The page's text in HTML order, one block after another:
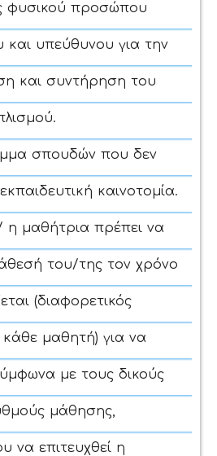
φυσικού προσώπου
και υπεύθυνου για την
και συντήρηση του
σπουδών που δεν
καινοτομία.
η μαθήτρια πρέπει να
του/της τον χρόνο
(διαφορετικός
κάθε μαθητή) για να
με τους δικούς
μάθησης,
να επιτευχθεί η